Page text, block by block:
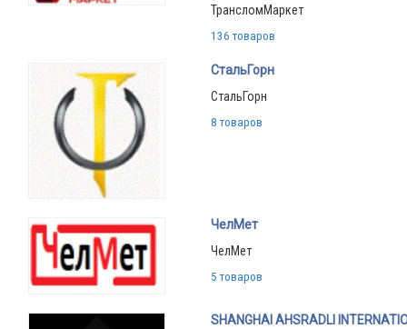
ТрансломМаркет
136 товаров
СтальГорн
СтальГорн
8 товаров
ЧелМет
ЧелМет
5 товаров
SHANGHAI AHSRADLI